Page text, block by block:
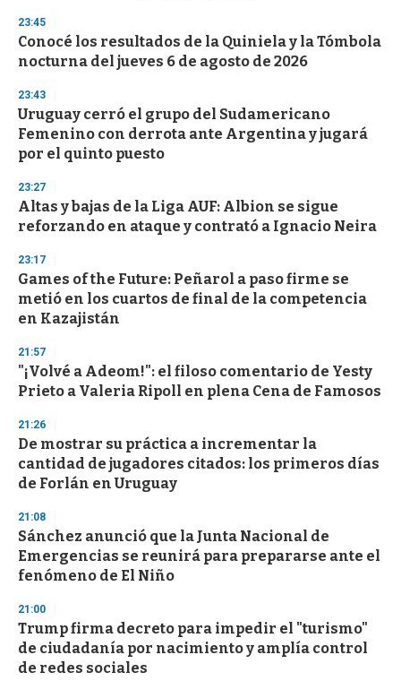
d
s
o
f
3
s
e
c
o
d
s
23:45
Conocé los resultados de la Quiniela y la Tómbola
nocturna del jueves 6 de agosto de 2026
23:43
Uruguay cerró el grupo del Sudamericano
Femenino con derrota ante Argentina y jugará
por el quinto puesto
23:27
Altas y bajas de la Liga AUF: Albion se sigue
reforzando en ataque y contrató a Ignacio Neira
23:17
Games of the Future: Peñarol a paso firme se
metió en los cuartos de final de la competencia
en Kazajistán
21:57
"¡Volvé a Adeom!": el filoso comentario de Yesty
Prieto a Valeria Ripoll en plena Cena de Famosos
21:26
De mostrar su práctica a incrementar la
cantidad de jugadores citados: los primeros días
de Forlán en Uruguay
21:08
Sánchez anunció que la Junta Nacional de
Emergencias se reunirá para prepararse ante el
fenómeno de El Niño
21:00
Trump firma decreto para impedir el "turismo"
de ciudadanía por nacimiento y amplía control
de redes sociales